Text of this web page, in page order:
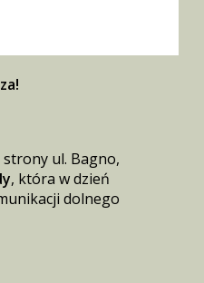
ul. Bagno,
, która w dzień
dolnego